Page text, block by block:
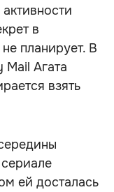
в
планирует. В
Mail Агата
взять
ей досталась